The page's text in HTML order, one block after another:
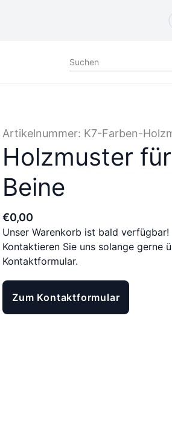
Artikelnummer: K7-Farben-
Holzmuster für
Beine
€0,00
Unser Warenkorb ist bald verfügbar!
Kontaktieren Sie uns solange gerne
Kontaktformular.
Zum Kontaktformular